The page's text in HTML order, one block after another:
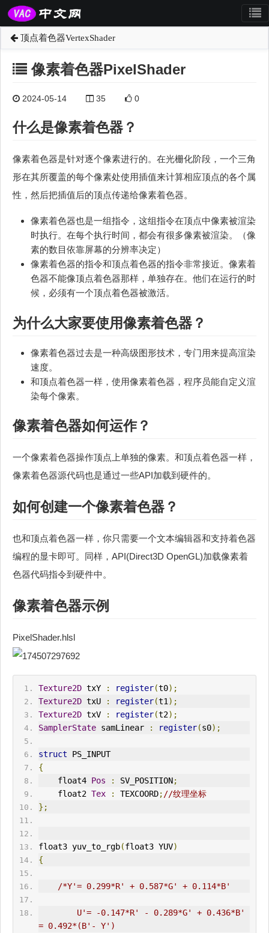
顶点着色器VertexShader
像素着色器PixelShader
2024-05-14 35 0
什么是像素着色器？
像素着色器是针对逐个像素进行的。在光栅化阶段，一个三角
形在其所覆盖的每个像素处使用插值来计算相应顶点的各个属
性，然后把插值后的顶点传递给像素着色器。
像素着色器也是一组指令，这组指令在顶点中像素被渲染
时执行。在每个执行时间，都会有很多像素被渲染。（像
素的数目依靠屏幕的分辨率决定）
像素着色器的指令和顶点着色器的指令非常接近。像素着
色器不能像顶点着色器那样，单独存在。他们在运行的时
候，必须有一个顶点着色器被激活。
为什么大家要使用像素着色器？
像素着色器过去是一种高级图形技术，专门用来提高渲染
速度。
和顶点着色器一样，使用像素着色器，程序员能自定义渲
染每个像素。
像素着色器如何运作？
一个像素着色器操作顶点上单独的像素。和顶点着色器一样，
像素着色器源代码也是通过一些API加载到硬件的。
如何创建一个像素着色器？
也和顶点着色器一样，你只需要一个文本编辑器和支持着色器
编程的显卡即可。同样，API(Direct3D OpenGL)加载像素着
色器代码指令到硬件中。
像素着色器示例
PixelShader.hlsl
Texture2D txY : register(t0);
Texture2D txU : register(t1);
Texture2D txV : register(t2);
SamplerState samLinear : register(s0);
struct PS_INPUT
{
    float4
Pos : SV_POSITION;
    float2
Tex : TEXCOORD;//纹理坐标
};
float3 yuv_to_rgb(float3 YUV)
{
/*Y'= 0.299*R' + 0.587*G' + 0.114*B'
= 0.492*(B'- Y')